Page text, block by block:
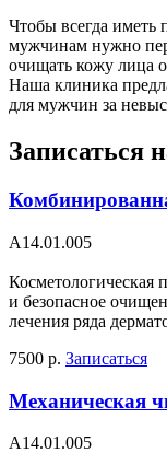
Чтобы всегда иметь
мужчинам нужно
очищать кожу лица
Наша клиника
для мужчин за
Записаться
А14.01.005
Косметологическая
и безопасное
лечения ряда
7500 р. Записаться
Механическая
А14.01.005